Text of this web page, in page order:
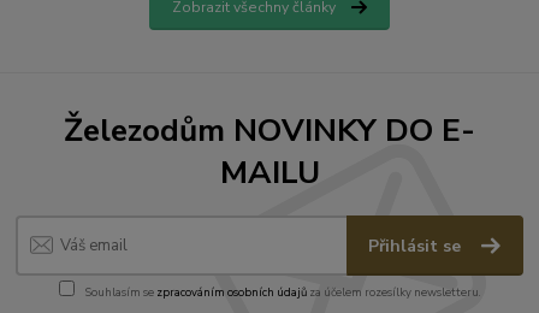
Zobrazit všechny články
Železodům NOVINKY DO E-
MAILU
Přihlásit se
Souhlasím se zpracováním osobních údajůza účelem rozesílky newsletteru.